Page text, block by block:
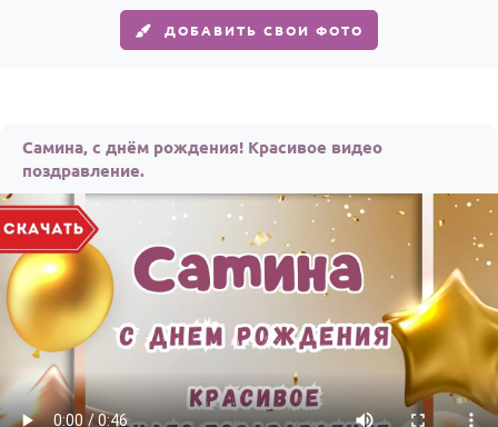
ДОБАВИТЬ СВОИ ФОТО
Самина, с днём рождения! Красивое видео
поздравление.